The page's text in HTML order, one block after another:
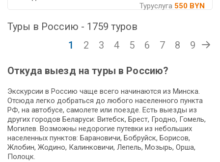
Туруслуга 550 BYN
Туры в Россию - 1759 туров
1
2 3 4 5 6 7 8 9
Откуда выезд на туры в Россию?
Экскурсии в Россию чаще всего начинаются из Минска.
Отсюда легко добраться до любого населенного пункта
РФ, на автобусе, самолете или поезде. Есть выезды из
других городов Беларуси: Витебск, Брест, Гродно, Гомель,
Могилев. Возможны недорогие путевки из небольших
населенных пунктов: Барановичи, Бобруйск, Борисов,
Жлобин, Жодино, Калинковичи, Лепель, Мозырь, Орша,
Полоцк.